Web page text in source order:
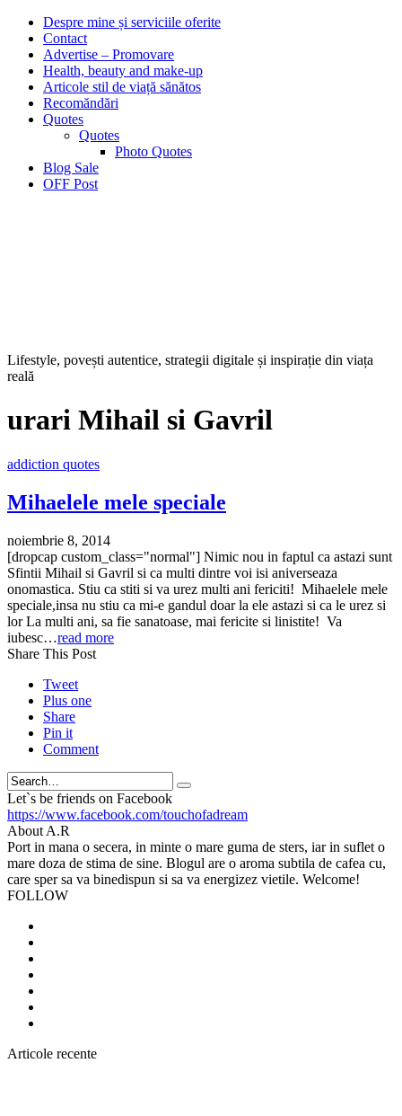
Despre mine și serviciile oferite
Contact
Advertise – Promovare
Health, beauty and make-up
Articole stil de viață sănătos
Recomăndări
Quotes
Quotes
Photo Quotes
Blog Sale
OFF Post
Lifestyle, povești autentice, strategii digitale și inspirație din viața
reală
urari Mihail si Gavril
addiction quotes
Mihaelele mele speciale
noiembrie 8, 2014
[dropcap custom_class="normal"] Nimic nou in faptul ca astazi sunt
Sfintii Mihail si Gavril si ca multi dintre voi isi aniverseaza
onomastica. Stiu ca stiti si va urez multi ani fericiti! Mihaelele mele
speciale,insa nu stiu ca mi-e gandul doar la ele astazi si ca le urez si
lor La multi ani, sa fie sanatoase, mai fericite si linistite! Va
iubesc…read more
Share This Post
Tweet
Plus one
Share
Pin it
Comment
Search
Let`s be friends on Facebook
https://www.facebook.com/touchofadream
About A.R
Port in mana o secera, in minte o mare guma de sters, iar in suflet o
mare doza de stima de sine. Blogul are o aroma subtila de cafea cu,
care sper sa va binedispun si sa va energizez vietile. Welcome!
FOLLOW
Articole recente